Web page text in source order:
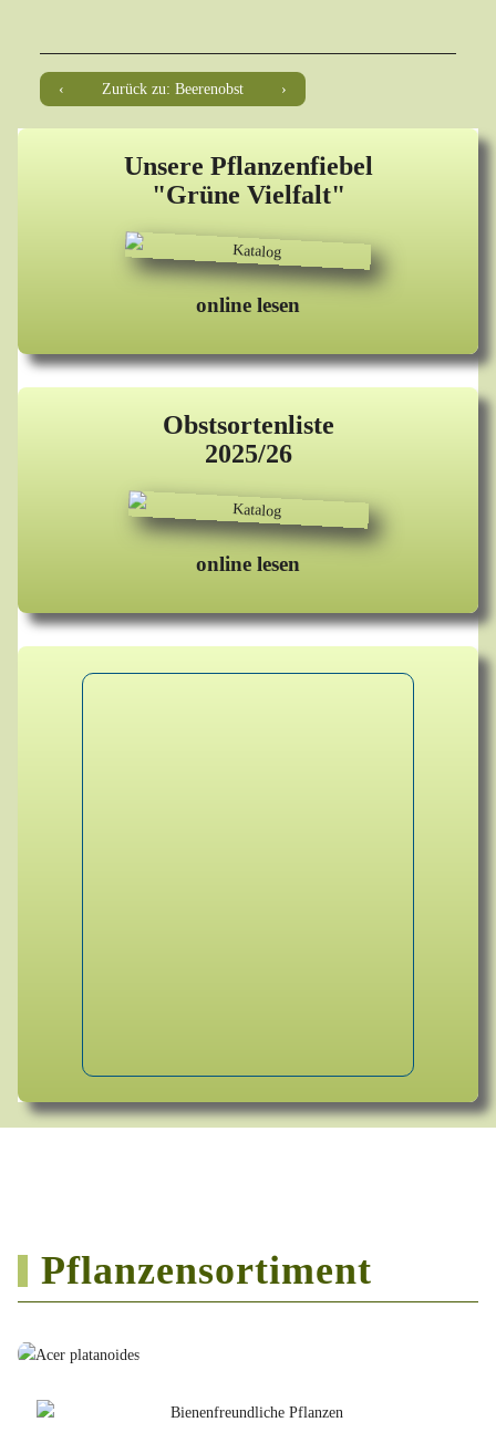
Unsere Pflanzenfiebel
"Grüne Vielfalt"
online lesen
Obstsortenliste
2025/26
online lesen
Zurück zu: Beerenobst
Pflanzensortiment